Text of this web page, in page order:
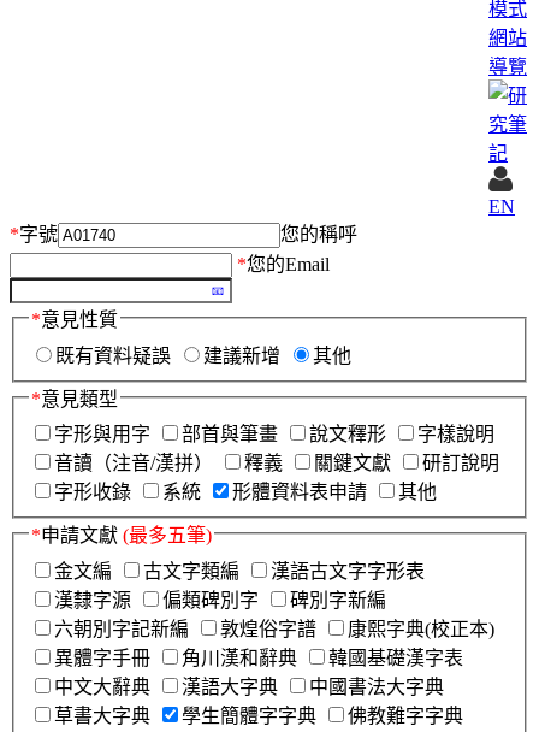
模式
網站
導覽
EN
*字號
您的稱呼
*您的Email
*意見性質
既有資料疑誤
建議新增 其他
*意見類型
字形與用字
部首與筆畫 說文釋形
字樣說明
音讀（注音/漢拼）
釋義 關鍵文獻
研訂說明
字形收錄
系統 形體資料表申請 其他
*申請文獻 (最多五筆)
金文編
古文字類編
漢語古文字字形表
漢隸字源
偏類碑別字
碑別字新編
六朝別字記新編
敦煌俗字譜
康熙字典(校正本)
異體字手冊
角川漢和辭典
韓國基礎漢字表
中文大辭典
漢語大字典
中國書法大字典
草書大字典
學生簡體字字典
佛教難字字典